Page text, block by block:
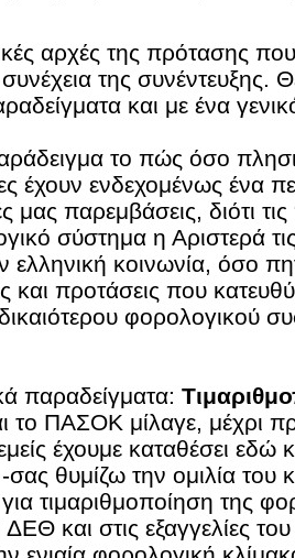
αρχές της πρότασης
της συνέντευξης.
και με ένα
το πώς όσο
έχουν ενδεχομένως ένα
μας παρεμβάσεις, διότι
σύστημα η Αριστερά
ελληνική κοινωνία, όσο
και προτάσεις που
φορολογικού
παραδείγματα:
το ΠΑΣΟΚ μίλαγε, μέχρι
έχουμε καταθέσει εδώ
σας θυμίζω την ομιλία
τιμαριθμοποίηση της
και στις εξαγγελίες